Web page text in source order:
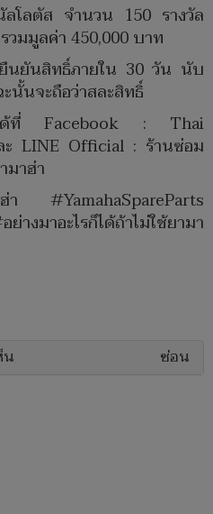
โลตัส จำนวน 150 รางวัล
วมมูลค่า 450,000 บาท
นยันสิทธิ์ภายใน 30 วัน นับ
นั้นจะถือว่าสละสิทธิ์
ได้ที่ Facebook : Thai
ะ LINE Official : ร้านซ่อม
มาฮ่า
า
#YamahaSpareParts
ย่างมาอะไรก็ได้ถ้าไม่ใช้ยามา
น ซ่อน